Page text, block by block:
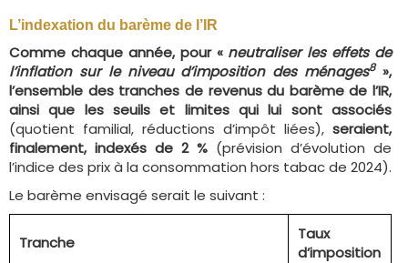
L’indexation du barème de l’IR
Comme chaque année, pour « neutraliser les effets de
l’inflation sur le niveau d’imposition des ménages8»,
l’ensemble des tranches de revenus du barème de l’IR,
ainsi que les seuils et limites qui lui sont associés
(quotient familial, réductions d’impôt liées), seraient,
finalement, indexés de 2 % (prévision d’évolution de
l’indice des prix à la consommation hors tabac de 2024).
Le barème envisagé serait le suivant :
Tranche
Taux
d’imposition